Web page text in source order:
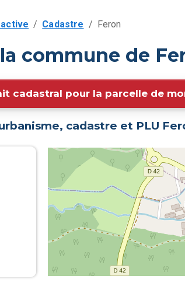
/ Cadastre / Feron
commune de
cadastral pour la parcelle de
cadastre et PLU